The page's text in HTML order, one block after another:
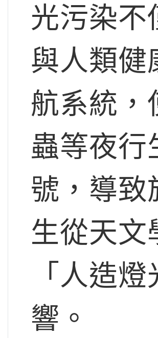
光污染不
與人類健
航系統，
蟲等夜行
號，導致
生從天文
「人造
響。